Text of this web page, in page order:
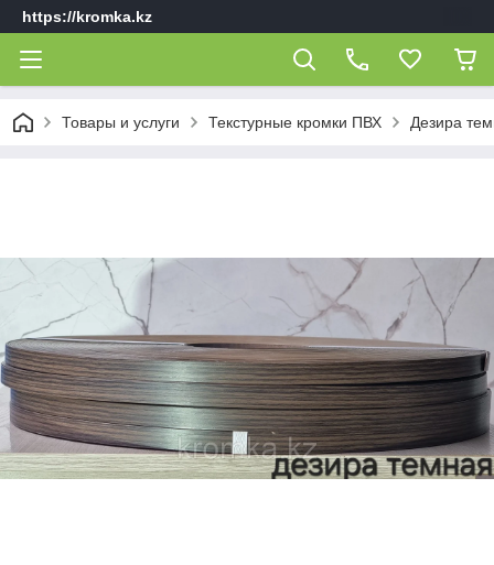
https://kromka.kz
Товары и услуги Текстурные кромки ПВХ Дезира